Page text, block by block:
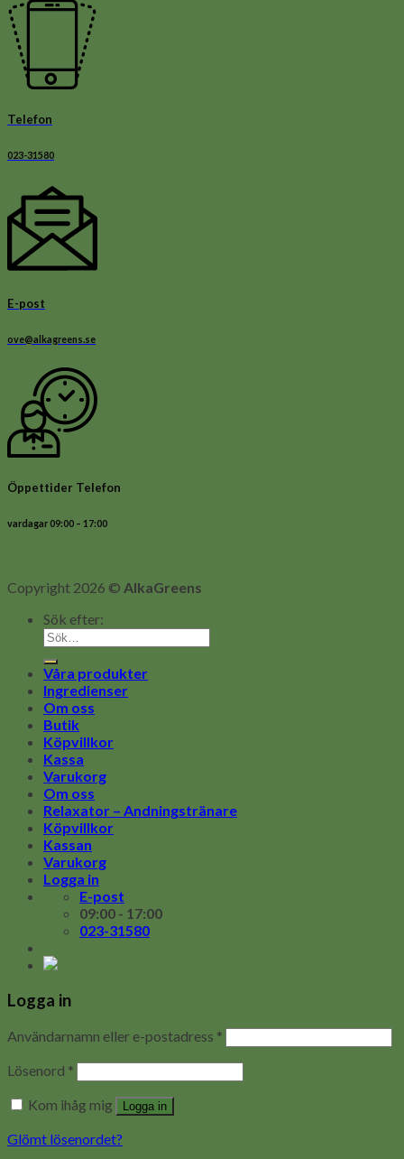
Telefon
023-31580
E-post
ove@alkagreens.se
Öppettider Telefon
vardagar 09:00 – 17:00
Copyright 2026 © AlkaGreens
Sök efter:
Våra produkter
Ingredienser
Om oss
Butik
Köpvillkor
Kassa
Varukorg
Om oss
Relaxator – Andningstränare
Köpvillkor
Kassan
Varukorg
Logga in
E-post
09:00 - 17:00
023-31580
Logga in
Användarnamn eller e-postadress *
Lösenord *
Kom ihåg mig
Logga in
Glömt lösenordet?